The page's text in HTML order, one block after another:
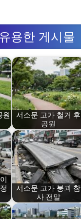
용한 게시물
원
서소문 고가 철거 후
공원
서소문 고가 붕괴 참
사 전말